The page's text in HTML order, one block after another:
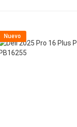
Nuevo